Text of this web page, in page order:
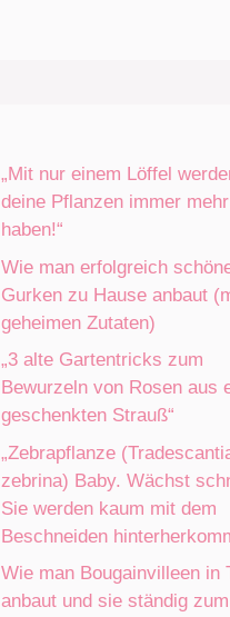
„Mit nur einem Löffel
deine Pflanzen immer
haben!“
Wie man erfolgreich
Gurken zu Hause anbaut
geheimen Zutaten)
„3 alte Gartentricks zum
Bewurzeln von Rosen aus
geschenkten Strauß“
„Zebrapflanze
zebrina) Baby. Wächst
Sie werden kaum mit dem
Beschneiden
Wie man Bougainvilleen in
anbaut und sie ständig zum